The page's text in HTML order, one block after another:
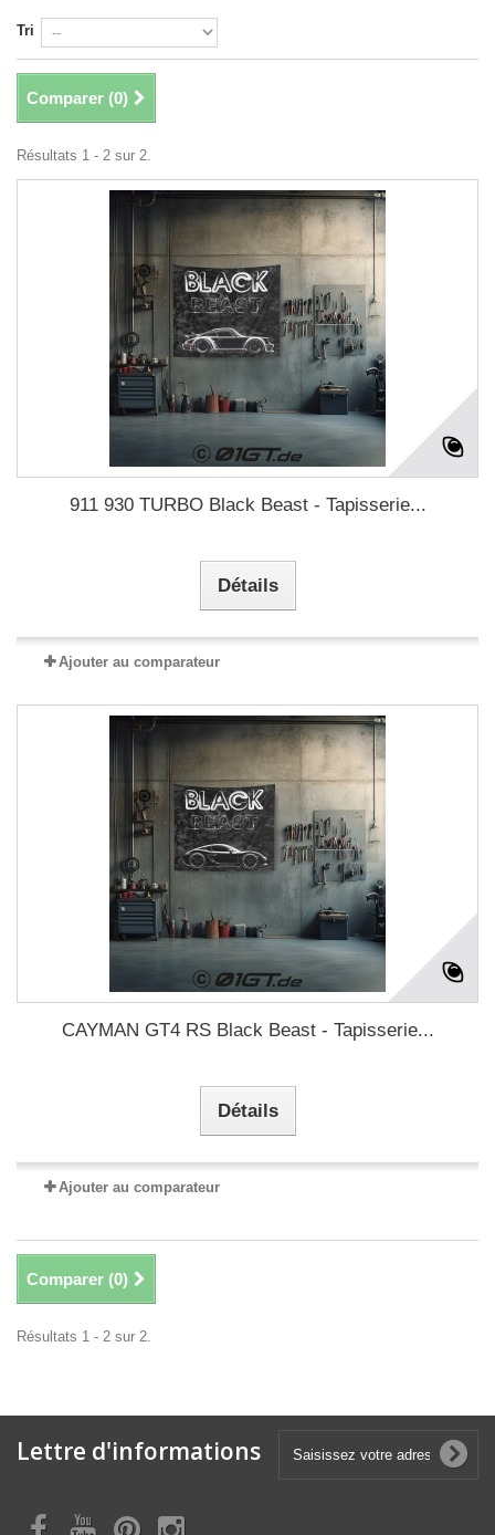
Tri
Comparer (0)
Résultats 1 - 2 sur 2.
911 930 TURBO Black Beast - Tapisserie...
Détails
Ajouter au comparateur
CAYMAN GT4 RS Black Beast - Tapisserie...
Détails
Ajouter au comparateur
Comparer (0)
Résultats 1 - 2 sur 2.
Lettre d'informations